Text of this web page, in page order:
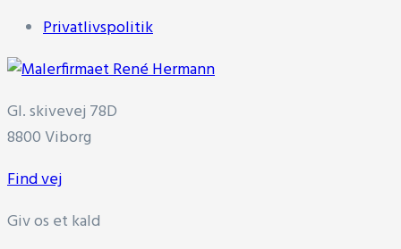
Privatlivspolitik
Gl. skivevej 78D
8800 Viborg
Find vej
Giv os et kald